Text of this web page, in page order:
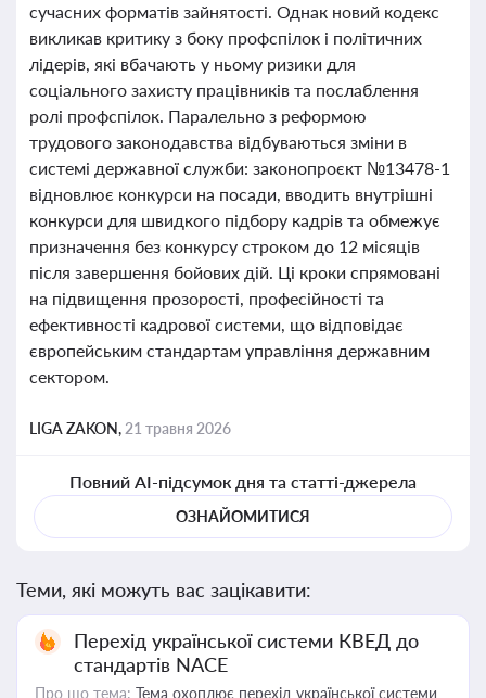
сучасних форматів зайнятості. Однак новий кодекс
викликав критику з боку профспілок і політичних
лідерів, які вбачають у ньому ризики для
соціального захисту працівників та послаблення
ролі профспілок. Паралельно з реформою
трудового законодавства відбуваються зміни в
системі державної служби: законопроєкт №13478-1
відновлює конкурси на посади, вводить внутрішні
конкурси для швидкого підбору кадрів та обмежує
призначення без конкурсу строком до 12 місяців
після завершення бойових дій. Ці кроки спрямовані
на підвищення прозорості, професійності та
ефективності кадрової системи, що відповідає
європейським стандартам управління державним
сектором.
LIGA ZAKON, 21 травня 2026
Повний AI-підсумок дня та статті-джерела
ОЗНАЙОМИТИСЯ
Теми, які можуть вас зацікавити:
Перехід української системи КВЕД до
стандартів NACE
Про що тема: Тема охоплює перехід української системи